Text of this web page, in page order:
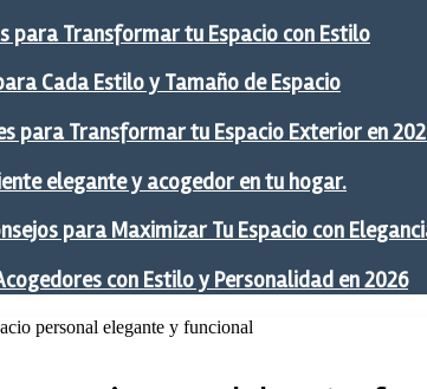
para Transformar tu Espacio con Estilo
Cada Estilo y Tamaño de Espacio
para Transformar tu Espacio Exterior en
elegante y acogedor en tu hogar.
para Maximizar Tu Espacio con
con Estilo y Personalidad en 2026
personal elegante y funcional